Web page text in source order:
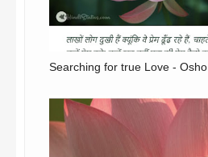
Searching for true Love - Osho